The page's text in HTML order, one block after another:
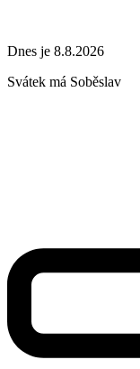
Dnes je 8.8.2026
Svátek má Soběslav